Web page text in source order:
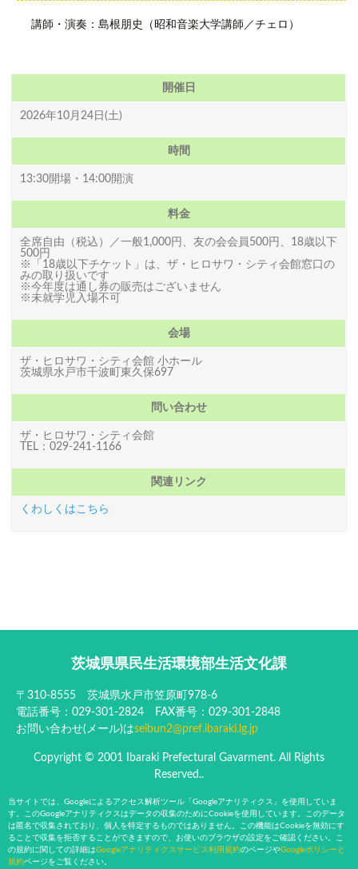
講師・演奏：島根朋史（昭和音楽大学講師／チェロ）
開催日
2026年10月24日(土)
時間
13:30開場・14:00開演
料金
全席自由（税込）／一般1,000円、友の会会員500円、18歳以下
500円
※「18歳以下チケット」は、ザ・ヒロサワ・シティ会館窓口の
みの取り扱いです
※今年度は通し券の販売はございません
※未就学児入場不可
会場
ザ・ヒロサワ・シティ会館 小ホール
茨城県水戸市千波町東久保697
問い合わせ
ザ・ヒロサワ・シティ会館
TEL：029-241-1166
関連リンク
くわしくはこちら
茨城県県民生活環境部生活文化課
〒310-8555 茨城県水戸市笠原町978-6
電話番号：029-301-2824 FAX番号：029-301-2848
お問い合わせ(メール)はseibun2@pref.ibaraki.lg.jp
Copyright © 2001 Ibaraki Prefectural Gavarment. All Rights
Reserved..
当サイトでは、Googleによるアクセス解析ツール「Googleアナリティクス」を使用していま
す。このGoogleアナリティクスはデータの収集のためにCookieを使用しています。このデータ
は匿名で収集されており、個人を特定するものではありません。この機能はCookieを無効にす
ることで収集を拒否することができますので、お使いのブラウザの設定をご確認ください。こ
の規約に関しての詳細はGoogleアナリティクスサービス利用規約のページやGoogleポリシーと
規約ページをご覧ください。